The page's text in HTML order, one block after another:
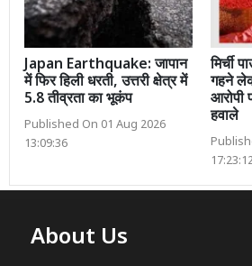
Japan Earthquake: जापान
में फिर हिली धरती, उत्तरी क्षेत्र में
5.8 तीव्रता का भूकंप
Published On 01 Aug 2026
13:09:36
मिर्ची
गहने
आरोपी
हवाले
About Us